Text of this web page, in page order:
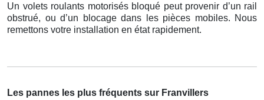
Un volets roulants motorisés bloqué peut provenir d’un rail
obstrué, ou d’un blocage dans les pièces mobiles. Nous
remettons votre installation en état rapidement.
Les pannes les plus fréquents sur Franvillers